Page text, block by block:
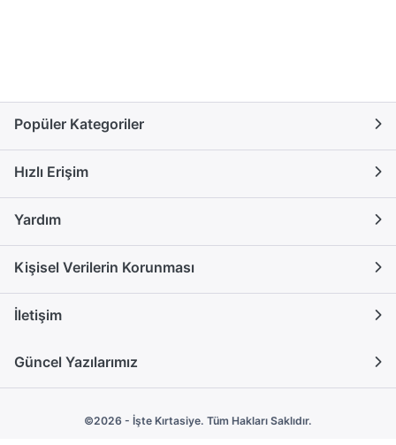
Popüler Kategoriler
Hızlı Erişim
Yardım
Kişisel Verilerin Korunması
İletişim
Güncel Yazılarımız
©2026 - İşte Kırtasiye. Tüm Hakları Saklıdır.